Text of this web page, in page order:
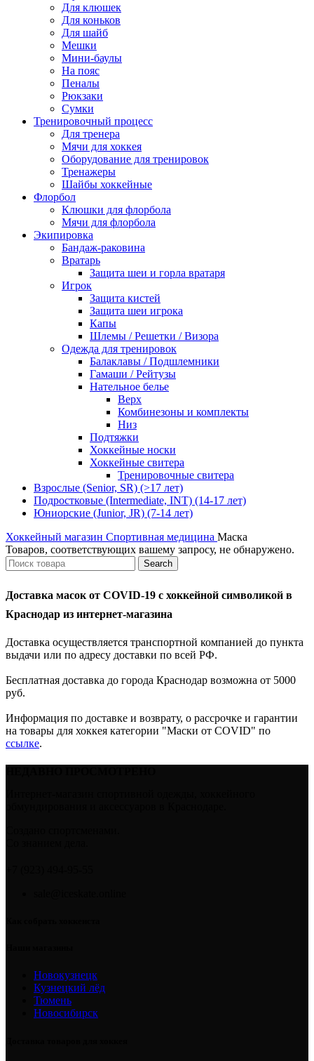
Для клюшек
Для коньков
Для шайб
Мешки
Мини-баулы
На пояс
Пеналы
Рюкзаки
Сумки
Тренировочный процесс
Для тренера
Мячи для хоккея
Оборудование для тренировок
Тренажеры
Шайбы хоккейные
Флорбол
Клюшки для флорбола
Мячи для флорбола
Экипировка
Бандаж-раковина
Вратарь
Защита шеи и горла вратаря
Игрок
Защита кистей
Защита шеи игрока
Капы
Шлемы / Решетки / Визора
Одежда для тренировок
Балаклавы / Подшлемники
Гамаши / Рейтузы
Нательное белье
Верх
Комбинезоны и комплекты
Низ
Подтяжки
Хоккейные носки
Хоккейные свитера
Тренировочные свитера
Взрослые (Senior, SR) (>17 лет)
Подростковые (Intermediate, INT) (14-17 лет)
Юниорские (Junior, JR) (7-14 лет)
Хоккейный магазин Спортивная медицина Маска
Товаров, соответствующих вашему запросу, не обнаружено.
Search
Доставка масок от COVID-19 c хоккейной символикой в
Краснодар из интернет-магазина
Доставка осуществляется транспортной компанией до пункта
выдачи или по адресу доставки по всей РФ.
Бесплатная доставка до города Краснодар возможна от 5000
руб.
Информация по доставке и возврату, о рассрочке и гарантии
на товары для хоккея категории "Маски от COVID" по
ссылке.
Новокузнецк
Кузнецкий лёд
Тюмень
Новосибирск